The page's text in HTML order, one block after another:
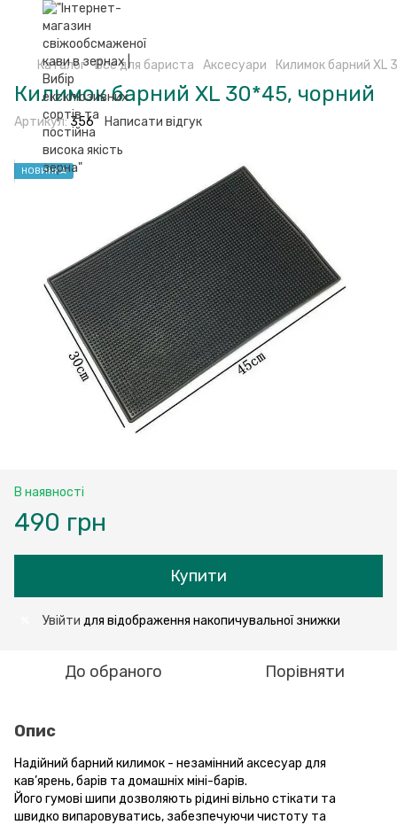
Каталог Все для бариста Аксесуари Килимок барний XL
Килимок барний XL 30*45, чорний
Артикул:356 Написати відгук
НОВИНКА
В наявності
490 грн
Купити
Увійти для відображення накопичувальної знижки
До обраного Порівняти
Опис
Надійний барний килимок - незамінний аксесуар для
кав’ярень, барів та домашніх міні-барів.
Його гумові шипи дозволяють рідині вільно стікати та
швидко випаровуватись, забезпечуючи чистоту та